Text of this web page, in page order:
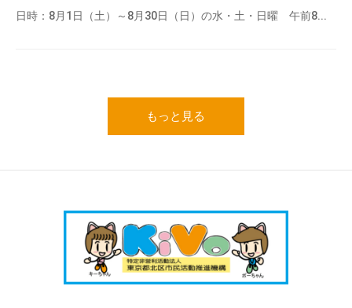
日時：8月1日（土）～8月30日（日）の水・土・日曜 午前8...
もっと見る